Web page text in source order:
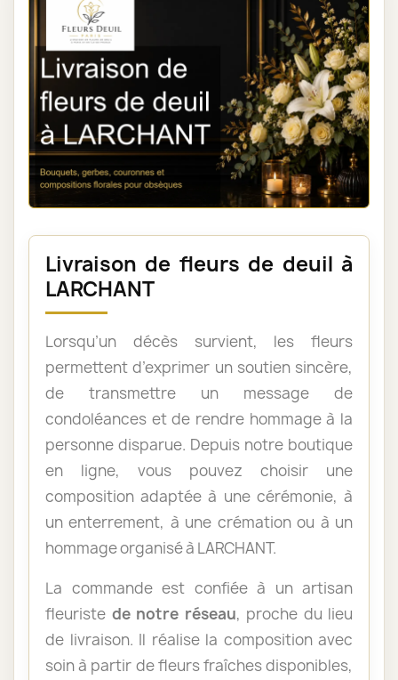
Livraison de fleurs de deuil à
LARCHANT
Lorsqu’un décès survient, les fleurs
permettent d’exprimer un soutien sincère,
de transmettre un message de
condoléances et de rendre hommage à la
personne disparue. Depuis notre boutique
en ligne, vous pouvez choisir une
composition adaptée à une cérémonie, à
un enterrement, à une crémation ou à un
hommage organisé à LARCHANT.
La commande est confiée à un artisan
fleuriste de notre réseau, proche du lieu
de livraison. Il réalise la composition avec
soin à partir de fleurs fraîches disponibles,